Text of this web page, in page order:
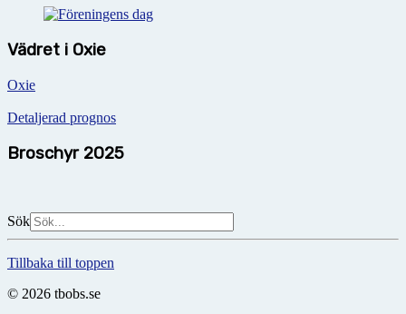
Vädret i Oxie
Oxie
Detaljerad prognos
Broschyr 2025
Sök
Tillbaka till toppen
© 2026 tbobs.se